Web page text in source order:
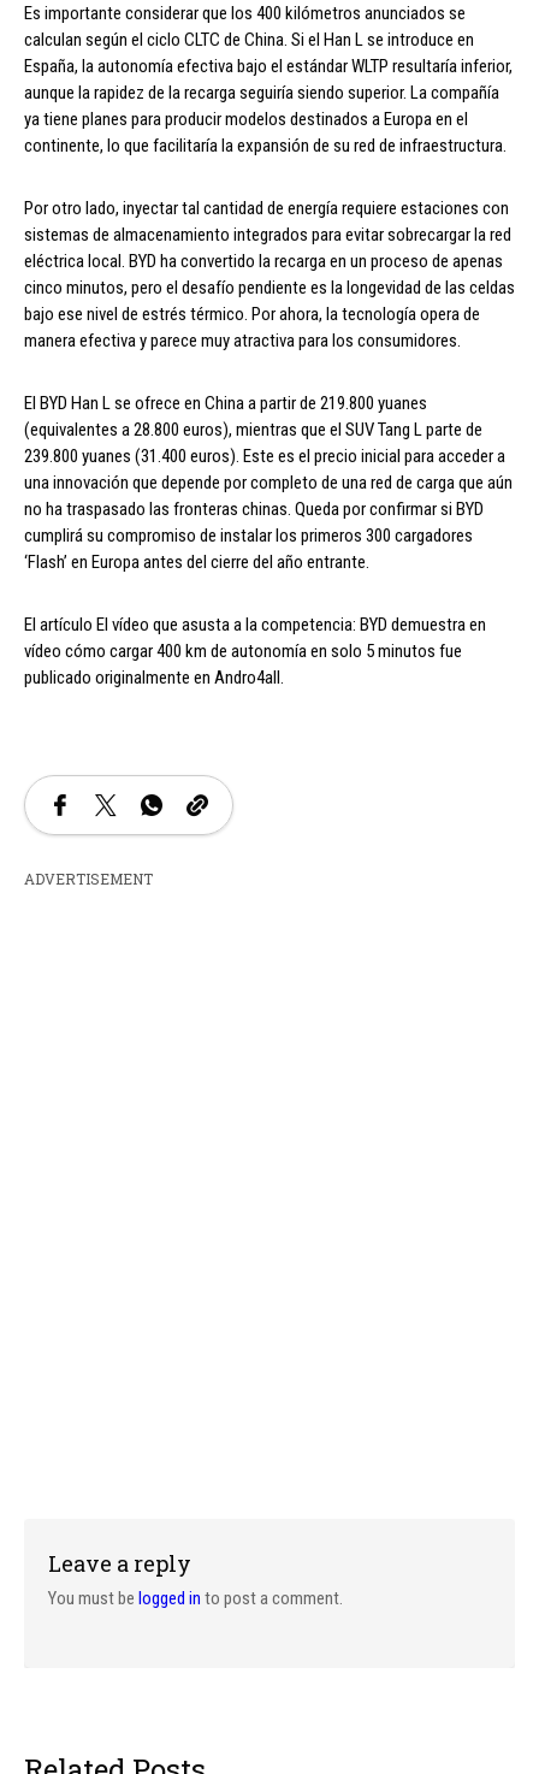
Es importante considerar que los 400 kilómetros anunciados se
calculan según el ciclo CLTC de China. Si el Han L se introduce en
España, la autonomía efectiva bajo el estándar WLTP resultaría inferior,
aunque la rapidez de la recarga seguiría siendo superior. La compañía
ya tiene planes para producir modelos destinados a Europa en el
continente, lo que facilitaría la expansión de su red de infraestructura.
Por otro lado, inyectar tal cantidad de energía requiere estaciones con
sistemas de almacenamiento integrados para evitar sobrecargar la red
eléctrica local. BYD ha convertido la recarga en un proceso de apenas
cinco minutos, pero el desafío pendiente es la longevidad de las celdas
bajo ese nivel de estrés térmico. Por ahora, la tecnología opera de
manera efectiva y parece muy atractiva para los consumidores.
El BYD Han L se ofrece en China a partir de 219.800 yuanes
(equivalentes a 28.800 euros), mientras que el SUV Tang L parte de
239.800 yuanes (31.400 euros). Este es el precio inicial para acceder a
una innovación que depende por completo de una red de carga que aún
no ha traspasado las fronteras chinas. Queda por confirmar si BYD
cumplirá su compromiso de instalar los primeros 300 cargadores
‘Flash’ en Europa antes del cierre del año entrante.
El artículo El vídeo que asusta a la competencia: BYD demuestra en
vídeo cómo cargar 400 km de autonomía en solo 5 minutos fue
publicado originalmente en Andro4all.
ADVERTISEMENT
Leave a reply
You must be logged in to post a comment.